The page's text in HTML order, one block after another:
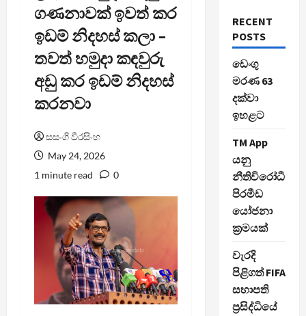
ගණනාවක් ඉවත් කර
ඉඩම් නිදහස් කලා –
තවත් හමුදා කඳවුරු
අඩු කර ඉඩම් නිදහස්
කරනවා
සසංගි වීරසිංහ
May 24, 2026
1 minute read
0
RECENT
POSTS
ඩෙංගු
මරණ 63
දක්වා
ඉහළට
TM App
යනු
නීතිවිරෝධී
පිරමීඩ
යෝජනා
ක්‍රමයක්
වැරදි
පිළිගත් FIFA
සභාපති
ප්‍රසිද්ධියේ